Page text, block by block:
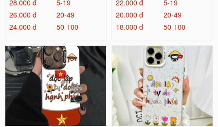
26.000 đ
20-49
24.000 đ
50-100
20.000 đ
20-49
18.000 đ
50-100